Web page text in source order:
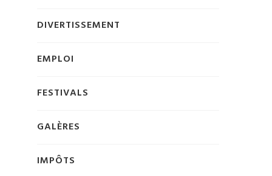
DIVERTISSEMENT
EMPLOI
FESTIVALS
GALÈRES
IMPÔTS